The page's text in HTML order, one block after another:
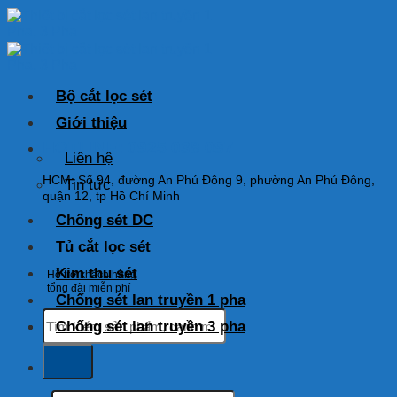
Skip
content
HOTLINE: 0925 038 097
HCM: Số 94, đường An Phú Đông 9, phường An Phú Đông,
quận 12, tp Hồ Chí Minh
Hỗ trợ khách hàng
tổng đài miễn phí
Tìm
kiếm:
Bộ cắt lọc sét
Giới thiệu
Liên hệ
Tin tức
Chống sét DC
Tủ cắt lọc sét
Kim thu sét
Chống sét lan truyền 1 pha
Chống sét lan truyền 3 pha